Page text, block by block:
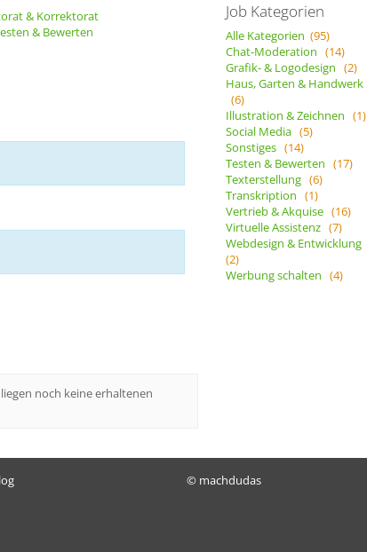
& Korrektorat
& Bewerten
noch keine erhaltenen
Job Kategorien
Alle Kategorien (95)
Chat-Moderation (14)
Grafik- & Logodesign (2)
Haus, Garten & Handwerk
(6)
Illustration & Zeichnen (1)
Social Media (5)
Sonstiges (14)
Testen & Bewerten (17)
Texterstellung (6)
Transkription (1)
Vertrieb & Akquise (16)
Virtuelle Assistenz (7)
Webdesign & Entwicklung
(2)
Werbung schalten (4)
© machdudas